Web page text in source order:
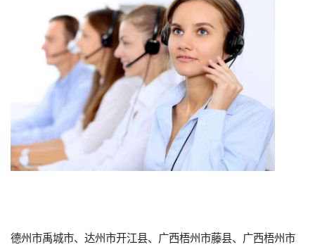
德州市禹城市、达州市开江县、广西梧州市藤县、广西梧州市